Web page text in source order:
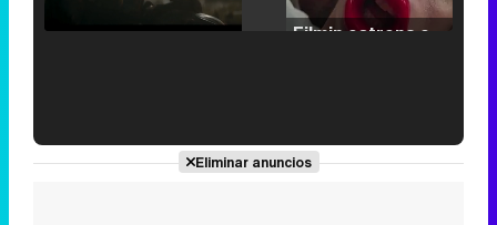
Unmute /
'120 Minutos' celebra sus 2.000 programas en Telemadrid con un vídeo del día a día en la redacción
Eliminar anuncios